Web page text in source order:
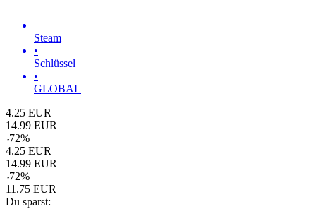
Steam
•
Schlüssel
•
GLOBAL
4.25 EUR
14.99 EUR
-72%
4.25 EUR
14.99 EUR
-72%
11.75 EUR
Du sparst: